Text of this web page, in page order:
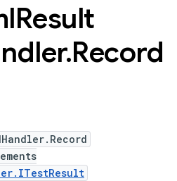
Result
.Record